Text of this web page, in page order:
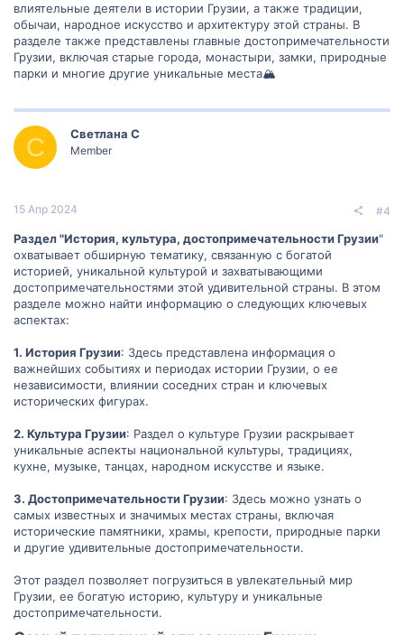
влиятельные деятели в истории Грузии, а также традиции,
обычаи, народное искусство и архитектуру этой страны. В
разделе также представлены главные достопримечательности
Грузии, включая старые города, монастыри, замки, природные
парки и многие другие уникальные места🏔
С Светлана С
Member
15 Апр 2024 #4
Раздел "История, культура, достопримечательности Грузии"
охватывает обширную тематику, связанную с богатой
историей, уникальной культурой и захватывающими
достопримечательностями этой удивительной страны. В этом
разделе можно найти информацию о следующих ключевых
аспектах:
1. История Грузии: Здесь представлена информация о
важнейших событиях и периодах истории Грузии, о ее
независимости, влиянии соседних стран и ключевых
исторических фигурах.
2. Культура Грузии: Раздел о культуре Грузии раскрывает
уникальные аспекты национальной культуры, традициях,
кухне, музыке, танцах, народном искусстве и языке.
3. Достопримечательности Грузии: Здесь можно узнать о
самых известных и значимых местах страны, включая
исторические памятники, храмы, крепости, природные парки
и другие удивительные достопримечательности.
Этот раздел позволяет погрузиться в увлекательный мир
Грузии, ее богатую историю, культуру и уникальные
достопримечательности.